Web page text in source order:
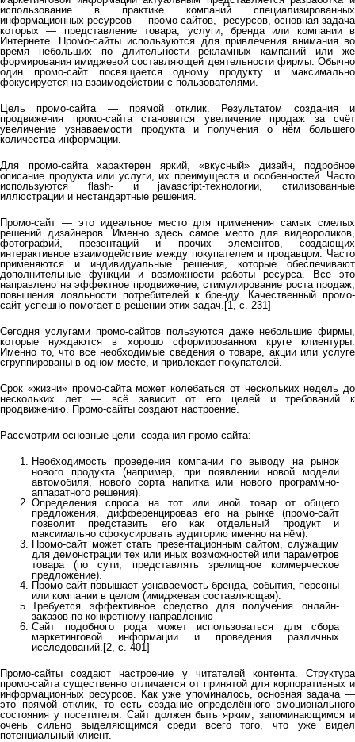
использование в практике компаний специализированных
информационных ресурсов — промо-сайтов, ресурсов, основная задача
которых — представление товара, услуги, бренда или компании в
Интернете. Промо-сайты используются для привлечения внимания во
время небольших по длительности рекламных кампаний или же
формирования имиджевой составляющей деятельности фирмы. Обычно
один промо-сайт посвящается одному продукту и максимально
фокусируется на взаимодействии с пользователями.
Цель промо-сайта — прямой отклик. Результатом создания и
продвижения промо-сайта становится увеличение продаж за счёт
увеличение узнаваемости продукта и получения о нём большего
количества информации.
Для промо-сайта характерен яркий, «вкусный» дизайн, подробное
описание продукта или услуги, их преимуществ и особенностей. Часто
используются flash- и javascript-технологии, стилизованные
иллюстрации и нестандартные решения.
Промо-сайт — это идеальное место для применения самых смелых
решений дизайнеров. Именно здесь самое место для видеороликов,
фотографий, презентаций и прочих элементов, создающих
интерактивное взаимодействие между покупателем и продавцом. Часто
применяются и индивидуальные решения, которые обеспечивают
дополнительные функции и возможности работы ресурса. Все это
направлено на эффектное продвижение, стимулирование роста продаж,
повышения лояльности потребителей к бренду. Качественный промо-
сайт успешно помогает в решении этих задач.[1, с. 231]
Сегодня услугами промо-сайтов пользуются даже небольшие фирмы,
которые нуждаются в хорошо сформированном круге клиентуры.
Именно то, что все необходимые сведения о товаре, акции или услуге
сгруппированы в одном месте, и привлекает покупателей.
Срок «жизни» промо-сайта может колебаться от нескольких недель до
нескольких лет — всё зависит от его целей и требований к
продвижению. Промо-сайты создают настроение.
Рассмотрим основные цели создания промо-сайта:
Необходимость проведения компании по выводу на рынок
нового продукта (например, при появлении новой модели
автомобиля, нового сорта напитка или нового программно-
аппаратного решения).
Определения спроса на тот или иной товар от общего
предложения, дифференцировав его на рынке (промо-сайт
позволит представить его как отдельный продукт и
максимально сфокусировать аудиторию именно на нём).
Промо-сайт может стать презентационным сайтом, служащим
для демонстрации тех или иных возможностей или параметров
товара (по сути, представлять зрелищное коммерческое
предложение).
Промо-сайт повышает узнаваемость бренда, события, персоны
или компании в целом (имиджевая составляющая).
Требуется эффективное средство для получения онлайн-
заказов по конкретному направлению
Сайт подобного рода может использоваться для сбора
маркетинговой информации и проведения различных
исследований.[2, с. 401]
Промо-сайты создают настроение у читателей контента. Структура
промо-сайта существенно отличается от принятой для корпоративных и
информационных ресурсов. Как уже упоминалось, основная задача —
это прямой отклик, то есть создание определённого эмоционального
состояния у посетителя. Сайт должен быть ярким, запоминающимся и
очень сильно выделяющимся среди всего того, что уже видел
потенциальный клиент.